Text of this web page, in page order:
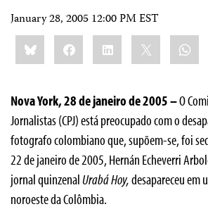
January 28, 2005 12:00 PM EST
Share
this:BlueskyFacebookLinkedIn
Nova York, 28 de janeiro de 2005 –O
Jornalistas (CPJ) está preocupado com o
fotografo colombiano que, supõem-se, foi
22 de janeiro de 2005, Hernán Echeverri
jornal quinzenalUrabá Hoy,desapareceu em
noroeste da Colômbia.